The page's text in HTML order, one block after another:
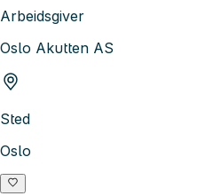
Arbeidsgiver
Oslo Akutten AS
Sted
Oslo